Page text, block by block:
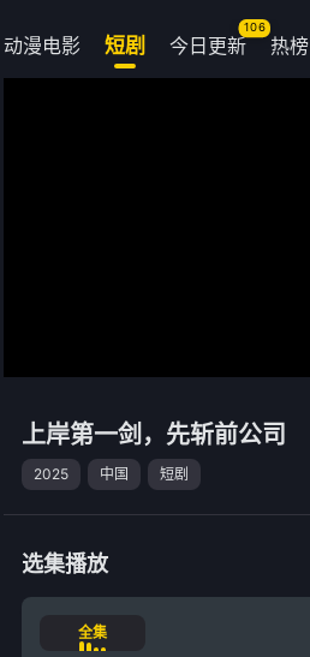
动漫电影 短剧 今日更新
106
热榜
上岸第一剑，先斩前公司
2025 中国 短剧
选集播放
全集